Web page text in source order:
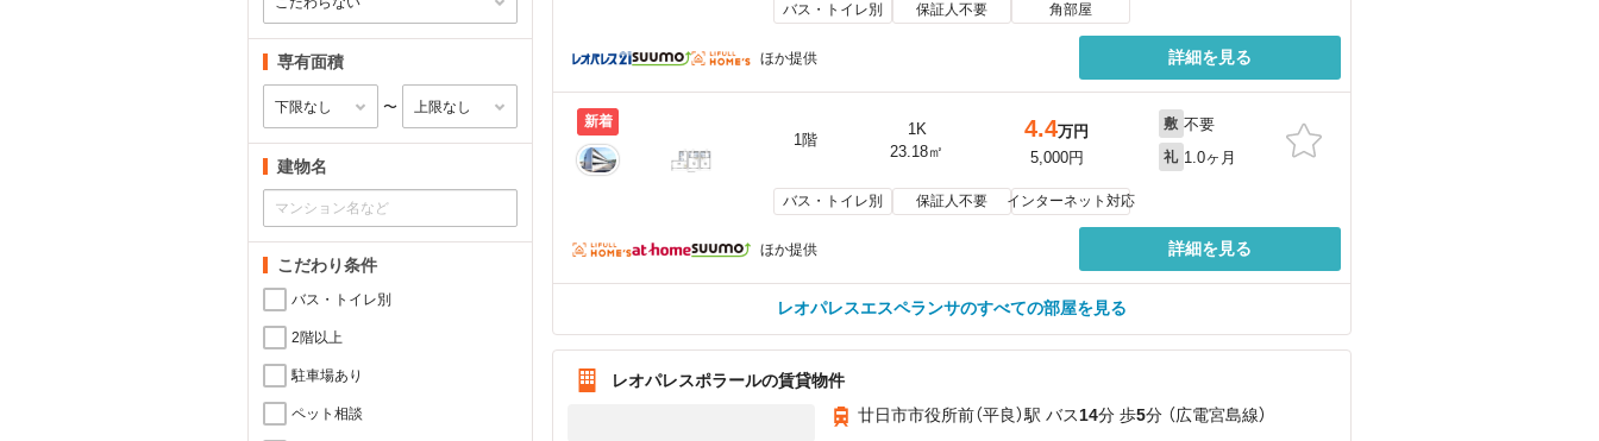
専有面積
〜
建物名
こだわり条件
バス・トイレ別
2階以上
駐車場あり
ペット相談
バス・トイレ別 保証人不要 角部屋
ほか提供 詳細を見る
新着
1階
1K
23.18㎡
4.4万円
5,000円
敷 不要
礼 1.0ヶ月
バス・トイレ別 保証人不要 インターネット対応
ほか提供 詳細を見る
レオパレスエスペランサのすべての部屋を見る
レオパレスポラールの賃貸物件
廿日市市役所前（平良）駅 バス14分 歩5分 （広電宮島線）